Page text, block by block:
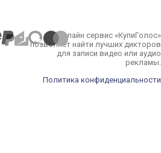
Онлайн сервис «КупиГолос»
позволяет найти лучших дикторов
для записи видео или аудио
рекламы.
Политика конфиденциальности